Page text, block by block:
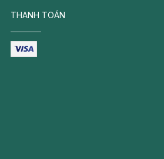
THANH TOÁN